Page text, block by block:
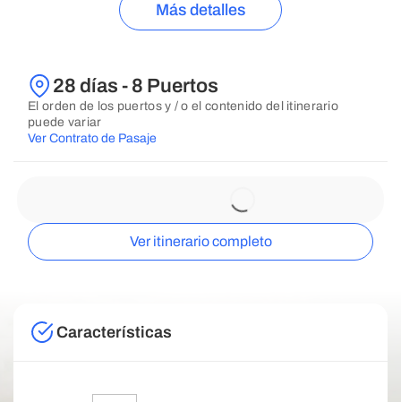
Más detalles
28 días - 8 Puertos
El orden de los puertos y / o el contenido del itinerario
puede variar
Ver Contrato de Pasaje
Ver itinerario completo
Características